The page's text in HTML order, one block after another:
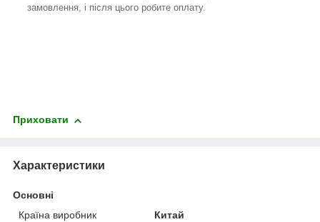
замовлення, і після цього робите оплату.
Приховати
Характеристики
Основні
Країна виробник
Китай